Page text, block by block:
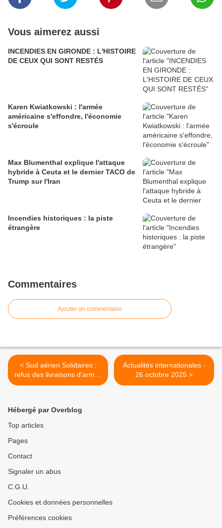
Vous aimerez aussi
INCENDIES EN GIRONDE : L'HISTOIRE
DE CEUX QUI SONT RESTÉS
Karen Kwiatkowski : l'armée
américaine s'effondre, l'économie
s'écroule
Max Blumenthal explique l'attaque
hybride à Ceuta et le dernier TACO de
Trump sur l'Iran
Incendies historiques : la piste
étrangère
Commentaires
Ajouter un commentaire
< Sud aérien Solidaires :
refus des livraisons d'armes
à Israël
Actualités internationales -
26 octobre 2025 >
Hébergé par Overblog
Top articles
Pages
Contact
Signaler un abus
C.G.U.
Cookies et données personnelles
Préférences cookies